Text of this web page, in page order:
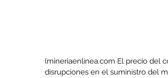
(mineriaenlinea.com El precio del
disrupciones en el suministro del